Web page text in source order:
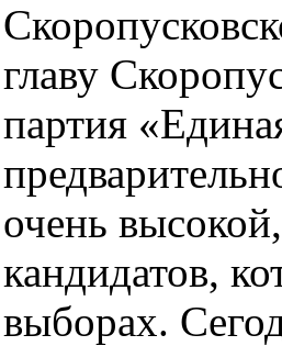
главу
партия
очень
кандидатов,
выборах.